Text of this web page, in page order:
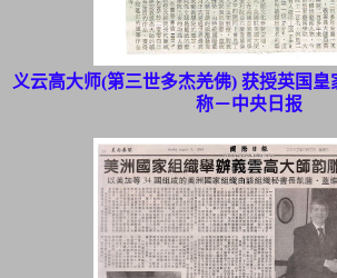
义云高大师(第三世多杰羌佛) 获授英国皇
称－中央日报